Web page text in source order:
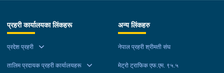
प्रहरी कार्यालयका लिंकहरू
प्रदेश प्रहरी
तालिम प्रदायक प्रहरी कार्यालयहरू
अन्य लिंकहरु
नेपाल प्रहरी श्रीमती संघ
मेट्रो ट्राफिक एफ.एम. ९५.५